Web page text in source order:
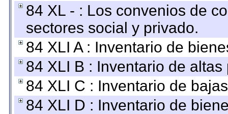
84 XL - : Los convenios de
sectores social y privado.
84 XLI A : Inventario de
84 XLI B : Inventario de
84 XLI C : Inventario de
84 XLI D : Inventario de